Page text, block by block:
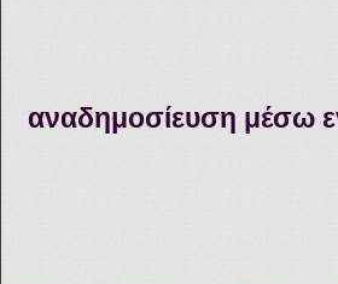
αναδημοσίευση μέσω